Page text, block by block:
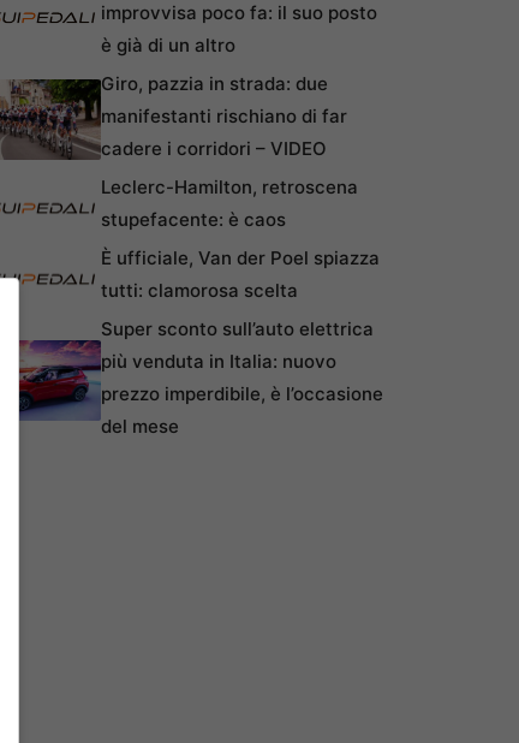
improvvisa poco fa: il suo posto
è già di un altro
Giro, pazzia in strada: due
manifestanti rischiano di far
cadere i corridori – VIDEO
Leclerc-Hamilton, retroscena
stupefacente: è caos
È ufficiale, Van der Poel spiazza
tutti: clamorosa scelta
Super sconto sull’auto elettrica
più venduta in Italia: nuovo
prezzo imperdibile, è l’occasione
del mese